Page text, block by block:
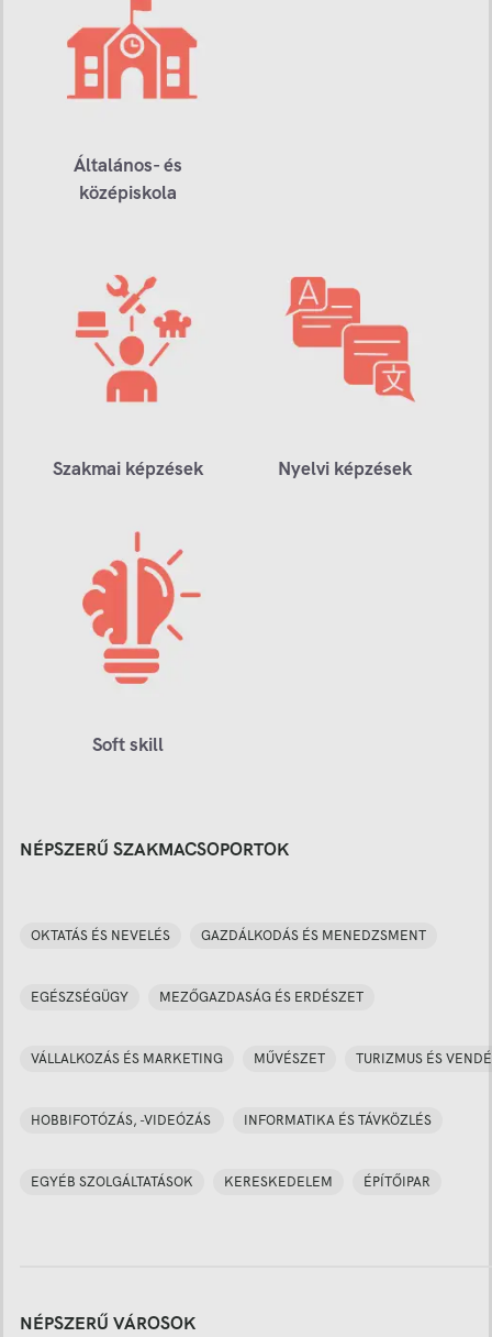
Általános- és
középiskola
Szakmai képzések Nyelvi képzések
Soft skill
NÉPSZERŰ SZAKMACSOPORTOK
OKTATÁS ÉS NEVELÉS GAZDÁLKODÁS ÉS MENEDZSMENT
EGÉSZSÉGÜGY MEZŐGAZDASÁG ÉS ERDÉSZET
VÁLLALKOZÁS ÉS MARKETING MŰVÉSZET TURIZMUS ÉS
HOBBIFOTÓZÁS, -VIDEÓZÁS INFORMATIKA ÉS TÁVKÖZLÉS
EGYÉB SZOLGÁLTATÁSOK KERESKEDELEM ÉPÍTŐIPAR
NÉPSZERŰ VÁROSOK